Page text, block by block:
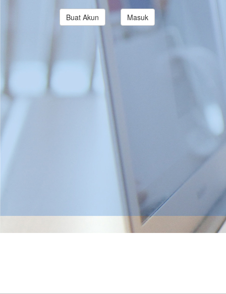
Buat Akun Masuk